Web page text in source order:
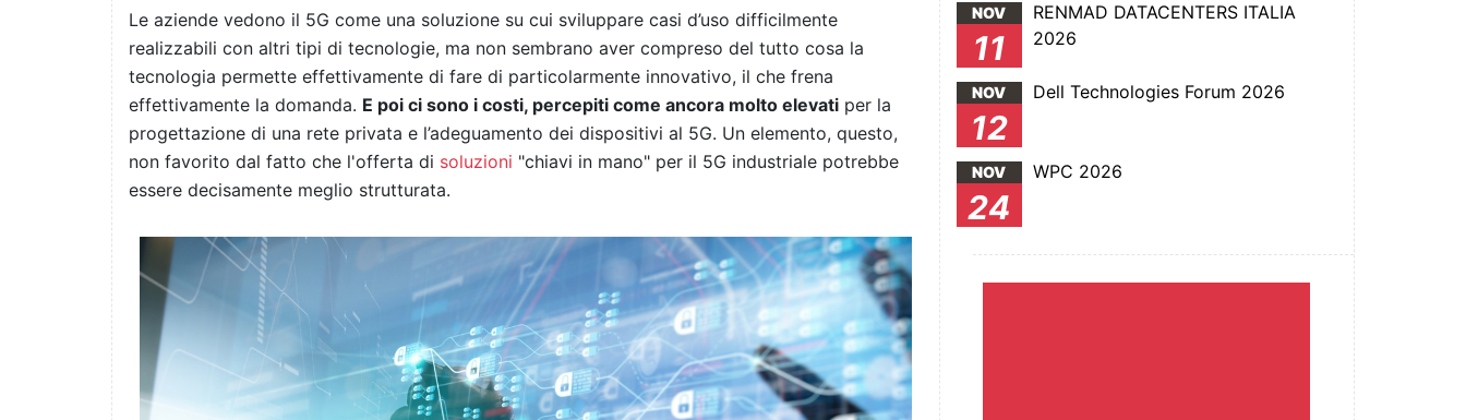
Le aziende vedono il 5G come una soluzione su cui sviluppare casi d’uso difficilmente
realizzabili con altri tipi di tecnologie, ma non sembrano aver compreso del tutto cosa la
tecnologia permette effettivamente di fare di particolarmente innovativo, il che frena
effettivamente la domanda. E poi ci sono i costi, percepiti come ancora molto elevati per la
progettazione di una rete privata e l’adeguamento dei dispositivi al 5G. Un elemento, questo,
non favorito dal fatto che l'offerta di soluzioni "chiavi in mano" per il 5G industriale potrebbe
essere decisamente meglio strutturata.
NOV
11
RENMAD DATACENTERS ITALIA
2026
NOV
12
Dell Technologies Forum 2026
NOV
24
WPC 2026